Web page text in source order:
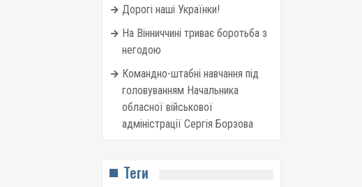
Дорогі наші Українки!
На Вінниччині триває боротьба з
негодою
Командно-штабні навчання під
головуванням Начальника
обласної військової
адміністрації Сергія Борзова
Теги